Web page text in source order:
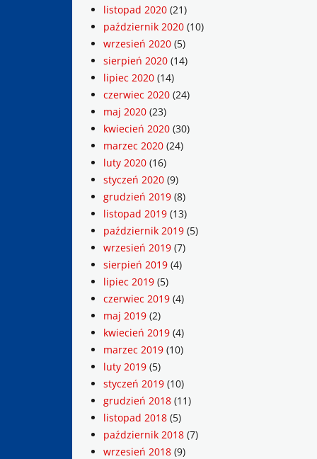
listopad 2020 (21)
październik 2020 (10)
wrzesień 2020 (5)
sierpień 2020 (14)
lipiec 2020 (14)
czerwiec 2020 (24)
maj 2020 (23)
kwiecień 2020 (30)
marzec 2020 (24)
luty 2020 (16)
styczeń 2020 (9)
grudzień 2019 (8)
listopad 2019 (13)
październik 2019 (5)
wrzesień 2019 (7)
sierpień 2019 (4)
lipiec 2019 (5)
czerwiec 2019 (4)
maj 2019 (2)
kwiecień 2019 (4)
marzec 2019 (10)
luty 2019 (5)
styczeń 2019 (10)
grudzień 2018 (11)
listopad 2018 (5)
październik 2018 (7)
wrzesień 2018 (9)